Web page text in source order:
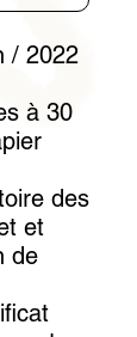
/ 2022
à 30
des
et
de